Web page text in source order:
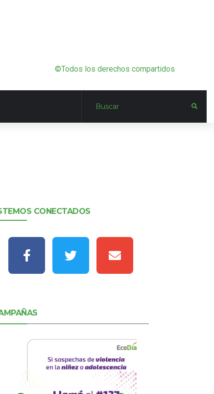
©Todos los derechos compartidos
CONECTADOS